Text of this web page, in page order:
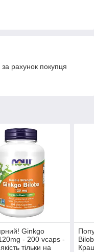
рахунок покупця
Ginkgo
- 200 vcaps -
тільки на